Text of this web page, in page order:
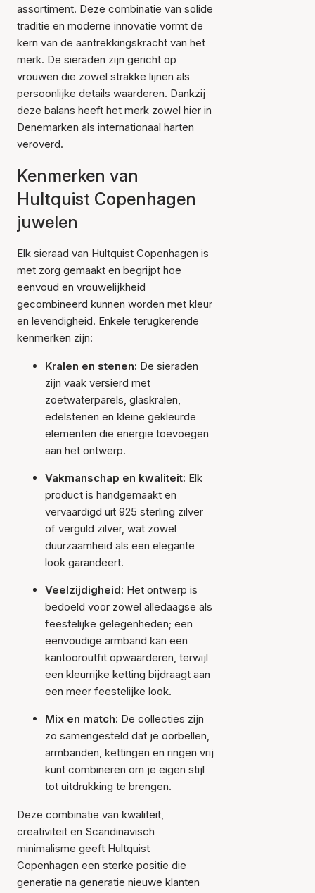
assortiment. Deze combinatie van solide
traditie en moderne innovatie vormt de
kern van de aantrekkingskracht van het
merk. De sieraden zijn gericht op
vrouwen die zowel strakke lijnen als
persoonlijke details waarderen. Dankzij
deze balans heeft het merk zowel hier in
Denemarken als internationaal harten
veroverd.
Kenmerken van
Hultquist Copenhagen
juwelen
Elk sieraad van Hultquist Copenhagen is
met zorg gemaakt en begrijpt hoe
eenvoud en vrouwelijkheid
gecombineerd kunnen worden met kleur
en levendigheid. Enkele terugkerende
kenmerken zijn:
Kralen en stenen: De sieraden
zijn vaak versierd met
zoetwaterparels, glaskralen,
edelstenen en kleine gekleurde
elementen die energie toevoegen
aan het ontwerp.
Vakmanschap en kwaliteit: Elk
product is handgemaakt en
vervaardigd uit 925 sterling zilver
of verguld zilver, wat zowel
duurzaamheid als een elegante
look garandeert.
Veelzijdigheid: Het ontwerp is
bedoeld voor zowel alledaagse als
feestelijke gelegenheden; een
eenvoudige armband kan een
kantooroutfit opwaarderen, terwijl
een kleurrijke ketting bijdraagt aan
een meer feestelijke look.
Mix en match: De collecties zijn
zo samengesteld dat je oorbellen,
armbanden, kettingen en ringen vrij
kunt combineren om je eigen stijl
tot uitdrukking te brengen.
Deze combinatie van kwaliteit,
creativiteit en Scandinavisch
minimalisme geeft Hultquist
Copenhagen een sterke positie die
generatie na generatie nieuwe klanten